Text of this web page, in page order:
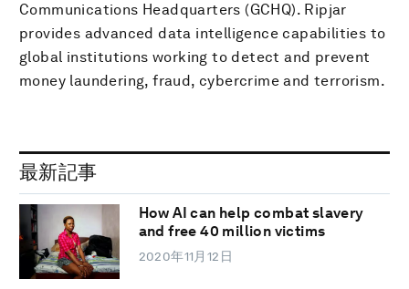
Communications Headquarters (GCHQ). Ripjar
provides advanced data intelligence capabilities to
global institutions working to detect and prevent
money laundering, fraud, cybercrime and terrorism.
最新記事
How AI can help combat slavery
and free 40 million victims
2020年11月12日